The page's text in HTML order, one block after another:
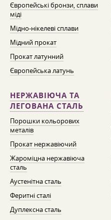
Європейські бронзи, сплави
міді
Мідно-нікелеві сплави
Мідний прокат
Прокат латунний
Європейська латунь
НЕРЖАВІЮЧА ТА
ЛЕГОВАНА СТАЛЬ
Порошки кольорових
металів
Прокат нержавіючий
Жароміцна нержавіюча
сталь
Аустенітна сталь
Феритні сталі
Дуплексна сталь